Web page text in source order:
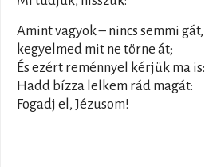
Amint vagyok – nincs semmi gát,
kegyelmed mit ne törne át;
És ezért reménnyel kérjük ma is:
Hadd bízza lelkem rád magát:
Fogadj el, Jézusom!